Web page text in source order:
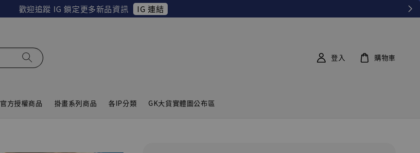
歡迎追蹤 IG 鎖定更多新品資訊 IG 連結
官方授權商品 掛畫系列商品 各IP分類 GK大貨實體圖公布區
登入 購物車